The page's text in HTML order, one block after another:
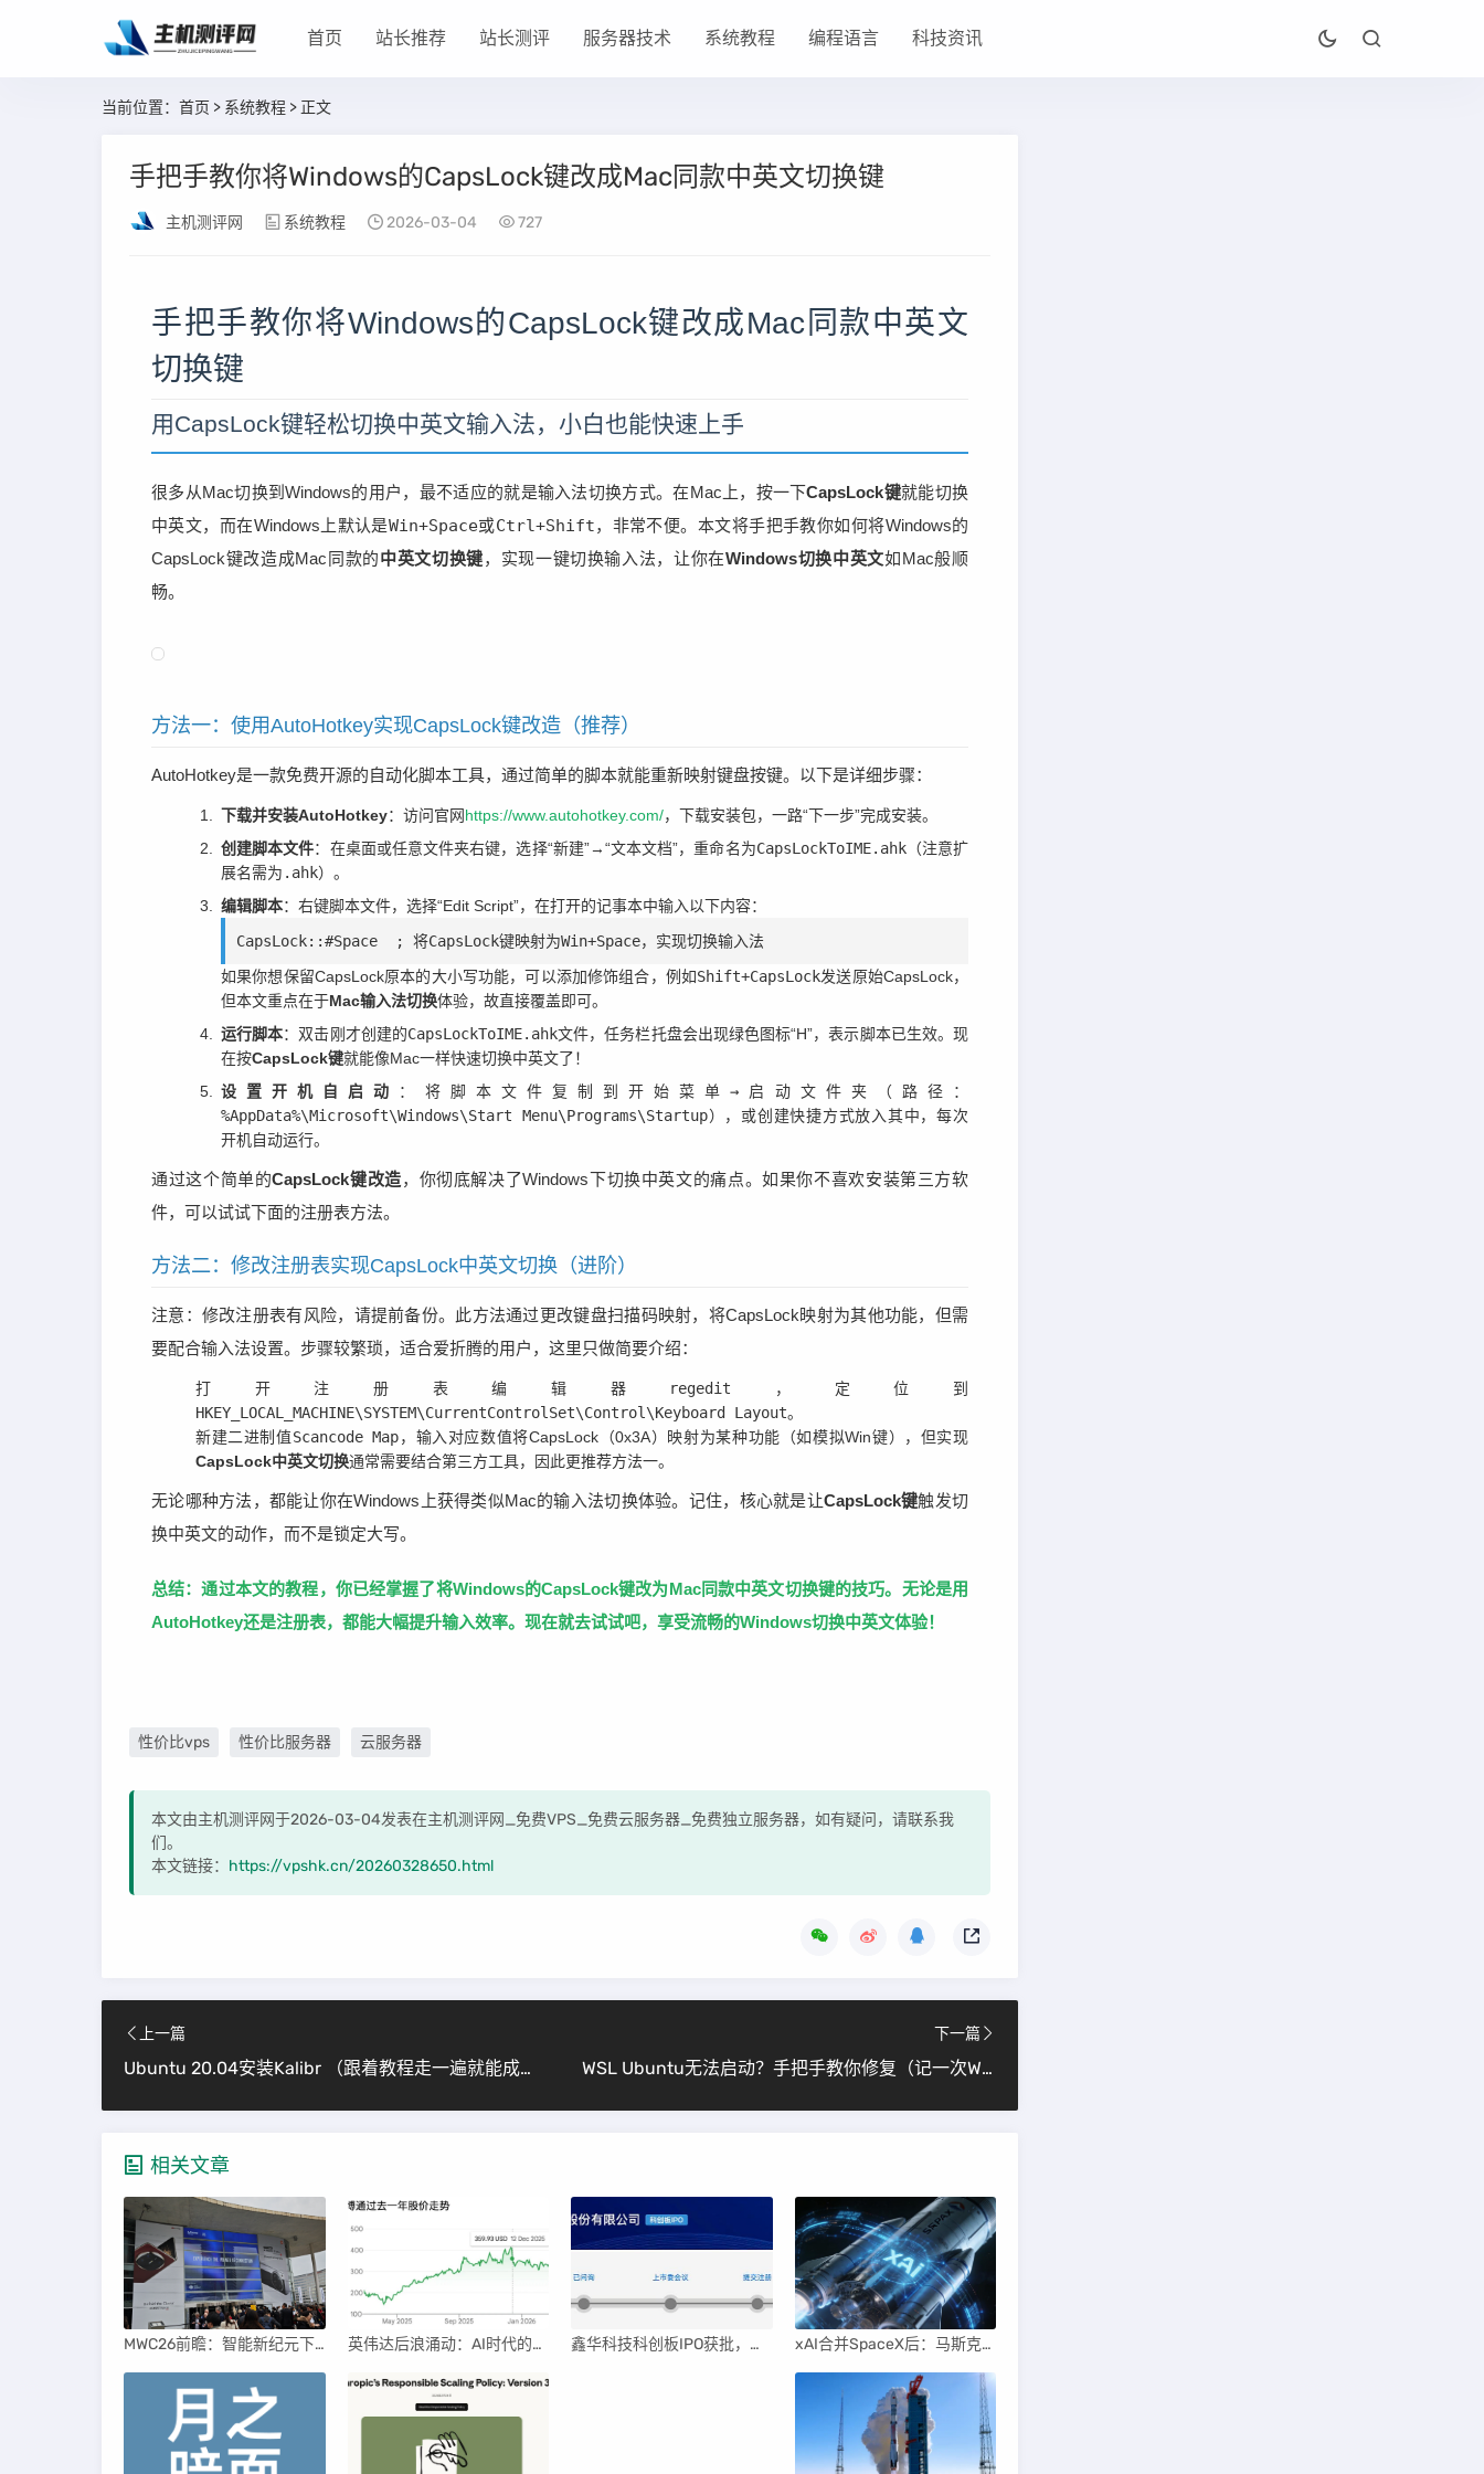
首页 站长推荐 站长测评 服务器技术 系统教程 编程语言 科技资讯
当前位置： 首页 > 系统教程 > 正文
手把手教你将Windows的CapsLock键改成Mac同款中英文切换键
主机测评网 系统教程 2026-03-04 727
手把手教你将Windows的CapsLock键改成Mac同款中英文
切换键
用CapsLock键轻松切换中英文输入法，小白也能快速上手
很多从Mac切换到Windows的用户，最不适应的就是输入法切换方式。在Mac上，按一下CapsLock键就能切换
中英文，而在Windows上默认是Win+Space或Ctrl+Shift，非常不便。本文将手把手教你如何将Windows的
CapsLock键改造成Mac同款的中英文切换键，实现一键切换输入法，让你在Windows切换中英文如Mac般顺
畅。
方法一：使用AutoHotkey实现CapsLock键改造（推荐）
AutoHotkey是一款免费开源的自动化脚本工具，通过简单的脚本就能重新映射键盘按键。以下是详细步骤：
下载并安装AutoHotkey：访问官网https://www.autohotkey.com/，下载安装包，一路“下一步”完成安装。
创建脚本文件：在桌面或任意文件夹右键，选择“新建”→“文本文档”，重命名为CapsLockToIME.ahk（注意扩
展名需为 .ahk）。
编辑脚本：右键脚本文件，选择“Edit Script”，在打开的记事本中输入以下内容：
CapsLock::#Space  ; 将CapsLock键映射为Win+Space，实现切换输入法
如果你想保留CapsLock原本的大小写功能，可以添加修饰组合，例如Shift+CapsLock发送原始CapsLock，
但本文重点在于Mac输入法切换体验，故直接覆盖即可。
运行脚本：双击刚才创建的CapsLockToIME.ahk文件，任务栏托盘会出现绿色图标“H”，表示脚本已生效。现
在按CapsLock键就能像Mac一样快速切换中英文了！
设置开机自启动 ：将脚本文件复制到开始菜单→启动 文件夹（路径：
%AppData%\Microsoft\Windows\Start Menu\Programs\Startup），或创建快捷方式放入其中，每次
开机自动运行。
通过这个简单的CapsLock键改造，你彻底解决了Windows下切换中英文的痛点。如果你不喜欢安装第三方软
件，可以试试下面的注册表方法。
方法二：修改注册表实现CapsLock中英文切换（进阶）
注意：修改注册表有风险，请提前备份。此方法通过更改键盘扫描码映射，将CapsLock映射为其他功能，但需
要配合输入法设置。步骤较繁琐，适合爱折腾的用户，这里只做简要介绍：
打开注册表编辑器 regedit ，定位到
HKEY_LOCAL_MACHINE\SYSTEM\CurrentControlSet\Control\Keyboard Layout。
新建二进制值Scancode Map，输入对应数值将CapsLock（0x3A）映射为某种功能（如模拟Win键），但实现
CapsLock中英文切换通常需要结合第三方工具，因此更推荐方法一。
无论哪种方法，都能让你在Windows上获得类似Mac的输入法切换体验。记住，核心就是让CapsLock键触发切
换中英文的动作，而不是锁定大写。
总结：通过本文的教程，你已经掌握了将Windows的CapsLock键改为Mac同款中英文切换键的技巧。无论是用
AutoHotkey还是注册表，都能大幅提升输入效率。现在就去试试吧，享受流畅的Windows切换中英文体验！
性价比vps 性价比服务器 云服务器
本文由主机测评网于2026-03-04发表在主机测评网_免费VPS_免费云服务器_免费独立服务器，如有疑问，请联系我
们。
本文链接： https://vpshk.cn/20260328650.html
上一篇
Ubuntu 20.04安装Kalibr （跟着教程走一遍就能成功）
下一篇
WSL Ubuntu无法启动？手把手教你修复（记一次WSL Ubuntu启动失败的完整补救记录）
相关文章
MWC26前瞻：智能新纪元下的科技盛宴 英伟达后浪涌动：AI时代的新王者与隐忧 鑫华科技科创板IPO获批，领跑国内半导体材料市场 xAI合并SpaceX后：马斯克直接介入，团队压力激增